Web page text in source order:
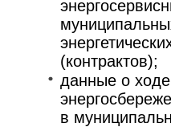
(контрактов);
данные о
в